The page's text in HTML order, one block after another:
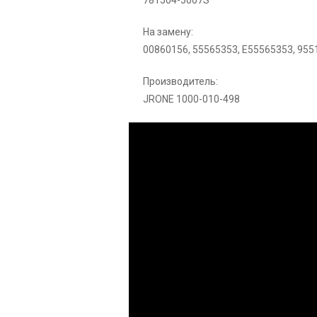
На замену:
00860156, 55565353, E55565353,
Производитель:
JRONE 1000-010-498